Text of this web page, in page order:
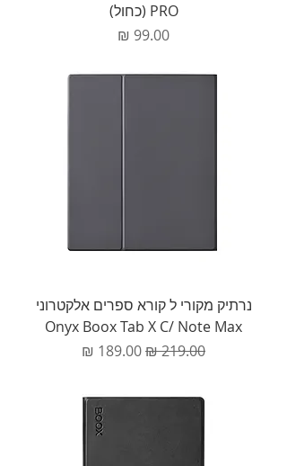
PRO (כחול)
מחיר
נרתיק מקורי ל קורא ספרים אלקטרוני
Onyx Boox Tab X C/ Note Max
מחיר רגיל מחיר מבצע